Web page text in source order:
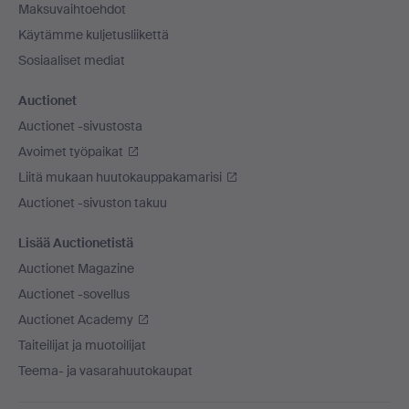
Maksuvaihtoehdot
Käytämme kuljetusliikettä
Sosiaaliset mediat
Auctionet
Auctionet -sivustosta
Avoimet työpaikat
Liitä mukaan huutokauppakamarisi
Auctionet -sivuston takuu
Lisää Auctionetistä
Auctionet Magazine
Auctionet -sovellus
Auctionet Academy
Taiteilijat ja muotoilijat
Teema- ja vasarahuutokaupat